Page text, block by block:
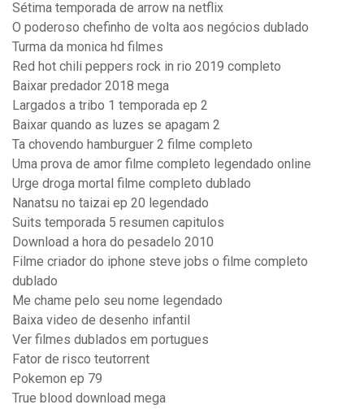
Sétima temporada de arrow na netflix
O poderoso chefinho de volta aos negócios dublado
Turma da monica hd filmes
Red hot chili peppers rock in rio 2019 completo
Baixar predador 2018 mega
Largados a tribo 1 temporada ep 2
Baixar quando as luzes se apagam 2
Ta chovendo hamburguer 2 filme completo
Uma prova de amor filme completo legendado online
Urge droga mortal filme completo dublado
Nanatsu no taizai ep 20 legendado
Suits temporada 5 resumen capitulos
Download a hora do pesadelo 2010
Filme criador do iphone steve jobs o filme completo
dublado
Me chame pelo seu nome legendado
Baixa video de desenho infantil
Ver filmes dublados em portugues
Fator de risco teutorrent
Pokemon ep 79
True blood download mega